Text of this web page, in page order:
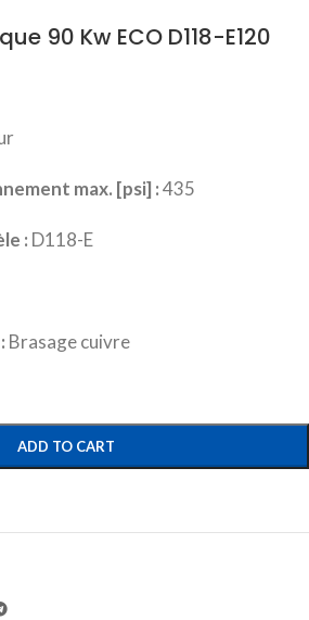
90 Kw ECO D118-E120
max. [psi] :435
: D118-E
Brasage cuivre
ADD TO CART